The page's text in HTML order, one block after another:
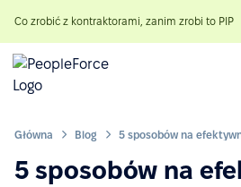
Co zrobić z kontraktorami, zanim zrobi to PIP
Główna Blog
5 sposobów na